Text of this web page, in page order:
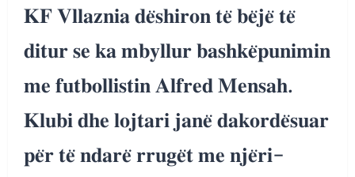
𝐊𝐅 𝐕𝐥𝐥𝐚𝐳𝐧𝐢𝐚 𝐝𝐞̈𝐬𝐡𝐢𝐫𝐨𝐧 𝐭𝐞̈ 𝐛𝐞̈𝐣𝐞̈ 𝐭𝐞̈
𝐝𝐢𝐭𝐮𝐫 𝐬𝐞 𝐤𝐚 𝐦𝐛𝐲𝐥𝐥𝐮𝐫 𝐛𝐚𝐬𝐡𝐤𝐞̈𝐩𝐮𝐧𝐢𝐦𝐢𝐧
𝐦𝐞 𝐟𝐮𝐭𝐛𝐨𝐥𝐥𝐢𝐬𝐭𝐢𝐧 𝐀𝐥𝐟𝐫𝐞𝐝 𝐌𝐞𝐧𝐬𝐚𝐡.
𝐊𝐥𝐮𝐛𝐢 𝐝𝐡𝐞 𝐥𝐨𝐣𝐭𝐚𝐫𝐢 𝐣𝐚𝐧𝐞̈ 𝐝𝐚𝐤𝐨𝐫𝐝𝐞̈𝐬𝐮𝐚𝐫
𝐩𝐞̈𝐫 𝐭𝐞̈ 𝐧𝐝𝐚𝐫𝐞̈ 𝐫𝐫𝐮𝐠𝐞̈𝐭 𝐦𝐞 𝐧𝐣𝐞̈𝐫𝐢-